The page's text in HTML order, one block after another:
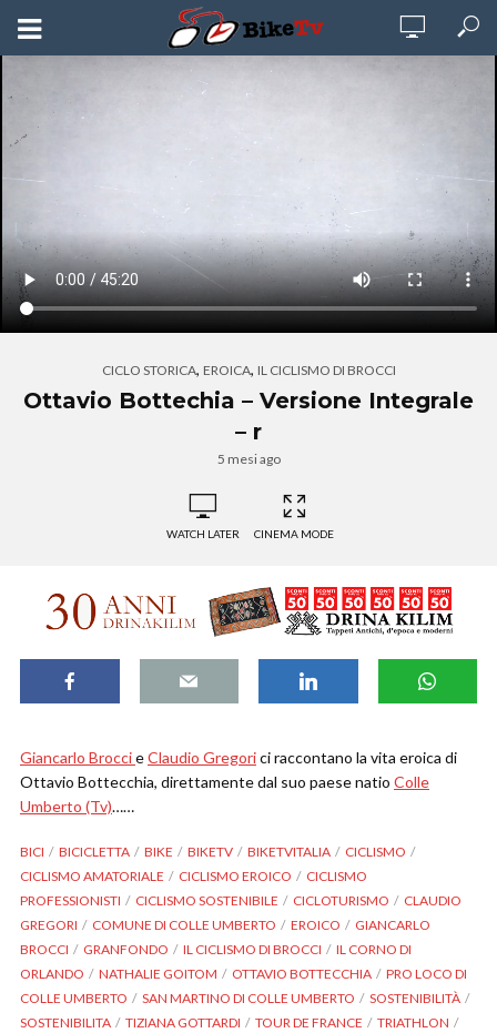
CICLO STORICA, EROICA, IL CICLISMO DI BROCCI
Ottavio Bottechia – Versione Integrale
– r
5 mesi ago
WATCH LATER CINEMA MODE
Giancarlo BroccieClaudio Gregorici raccontano la vita eroica di
Ottavio Bottecchia, direttamente dal suo paese natio Colle
Umberto (Tv)……
BICI BICICLETTA BIKE BIKETV BIKETVITALIA
CICLISMO
CICLISMO AMATORIALE
CICLISMO EROICO
CICLISMO
PROFESSIONISTI
CICLISMO SOSTENIBILE CICLOTURISMO
CLAUDIO
GREGORI
COMUNE DI COLLE UMBERTO EROICO
GIANCARLO
BROCCI
GRANFONDO IL CICLISMO DI BROCCI
IL CORNO DI
ORLANDO
NATHALIE GOITOM OTTAVIO BOTTECCHIA
PRO LOCO DI
COLLE UMBERTO
SAN MARTINO DI COLLE UMBERTO
SOSTENIBILITÀ
SOSTENIBILITA
TIZIANA GOTTARDI TOUR DE FRANCE
TRIATHLON